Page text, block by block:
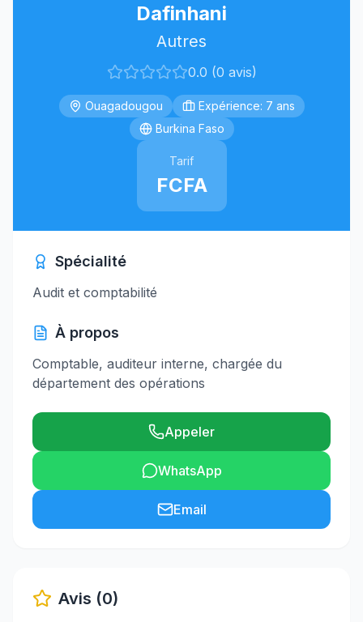
Dafinhani
Autres
0.0 (0 avis)
Ouagadougou
Expérience: 7 ans
Burkina Faso
Tarif
FCFA
Spécialité
Audit et comptabilité
À propos
Comptable, auditeur interne, chargée du
département des opérations
Appeler
WhatsApp
Email
Avis (0)